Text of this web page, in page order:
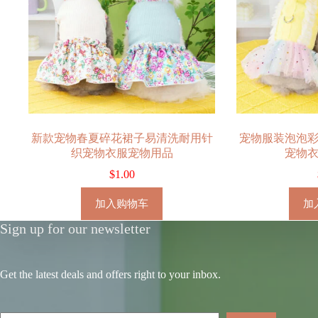
新款宠物春夏碎花裙子易清洗耐用针
织宠物衣服宠物用品
$1.00
加入购物车
宠物服装泡泡
宠物
加
Sign up for our newsletter
Get the latest deals and offers right to your inbox.